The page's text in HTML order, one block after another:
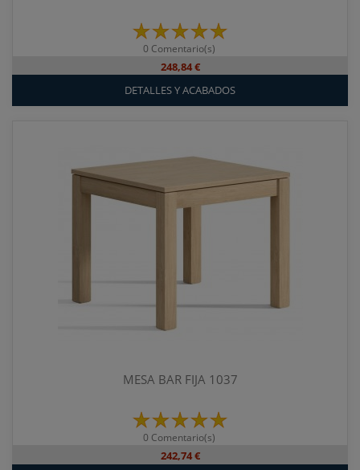
0 Comentario(s)
248,84 €
DETALLES Y ACABADOS
MESA BAR FIJA 1037
0 Comentario(s)
242,74 €